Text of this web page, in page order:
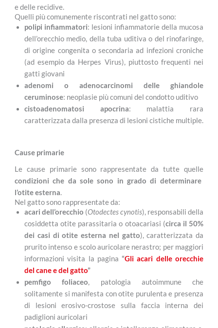
e delle recidive.
Quelli più comunemente riscontrati nel gatto sono:
polipi infiammatori: lesioni infiammatorie della mucosa
dell’orecchio medio, della tuba uditiva o del rinofaringe,
di origine congenita o secondaria ad infezioni croniche
(ad esempio da Herpes Virus), piuttosto frequenti nei
gatti giovani
adenomi o adenocarcinomi delle ghiandole
ceruminose: neoplasie più comuni del condotto uditivo
cistoadenomatosi apocrina: malattia rara
caratterizzata dalla presenza di lesioni cistiche multiple.
Cause primarie
Le cause primarie sono rappresentate da tutte quelle
condizioni che da sole sono in grado di determinare
l’otite esterna.
Nel gatto sono rappresentate da:
acari dell’orecchio (Otodectes cynotis), responsabili della
cosiddetta otite parassitaria o otoacariasi (circa il 50%
dei casi di otite esterna nel gatto), caratterizzata da
prurito intenso e scolo auricolare nerastro; per maggiori
informazioni visita la pagina“Gli acari delle orecchie
del cane e del gatto”
pemfigo foliaceo, patologia autoimmune che
solitamente si manifesta con otite purulenta e presenza
di lesioni erosivo-crostose sulla faccia interna dei
padiglioni auricolari